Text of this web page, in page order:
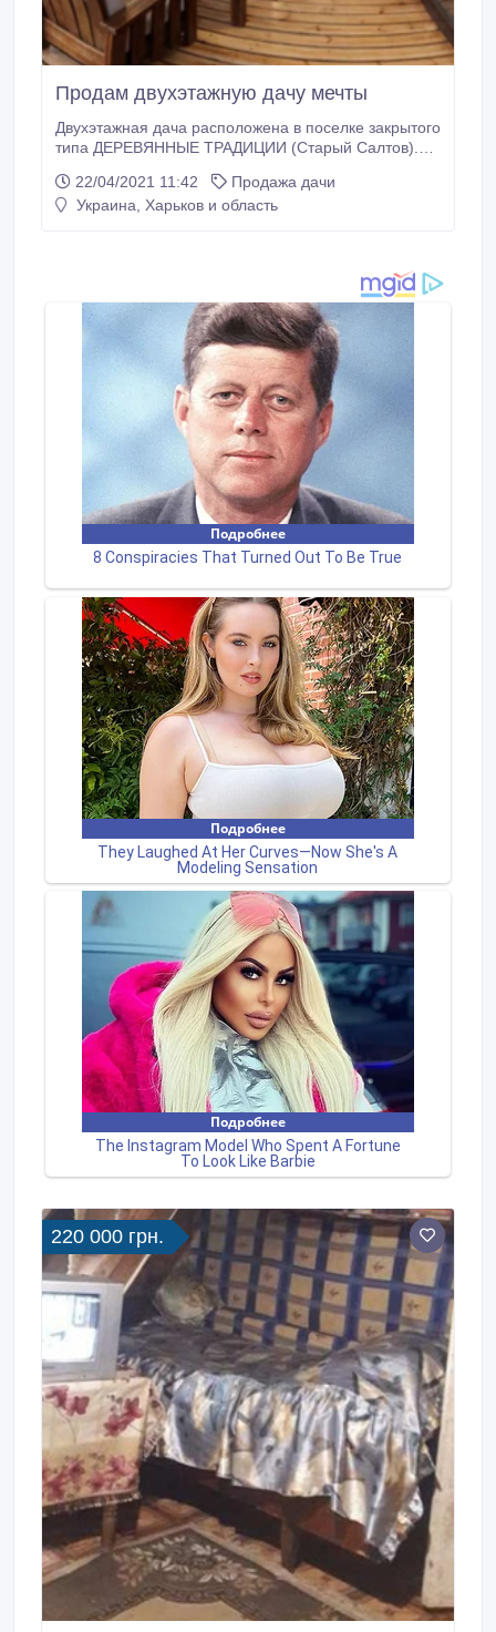
Продам двухэтажную дачу мечты
Двухэтажная дача расположена в поселке закрытого
типа ДЕРЕВЯННЫЕ ТРАДИЦИИ (Старый Салтов).
воздухе с выходом к реке Северский Донец. По
соседству только один дом, поэтому тишина и
22/04/2021 11:42
Продажа дачи
Украина, Харьков и область
220 000 грн.